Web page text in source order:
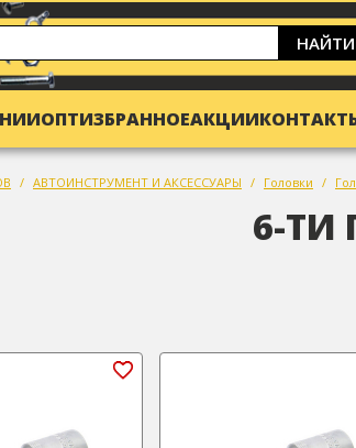
НАЙТИ
ОПТИЗБРАННОЕАКЦИИ
АВТОИНСТРУМЕНТ И АКСЕССУАРЫ Головки
6-ТИ